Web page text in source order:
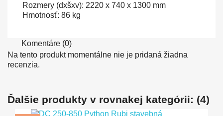
Rozmery (dxšxv): 2220 x 740 x 1300 mm
Hmotnosť: 86 kg
Komentáre (0)
Na tento produkt momentálne nie je pridaná žiadna
recenzia.
Ďalšie produkty v rovnakej kategórii: (4)